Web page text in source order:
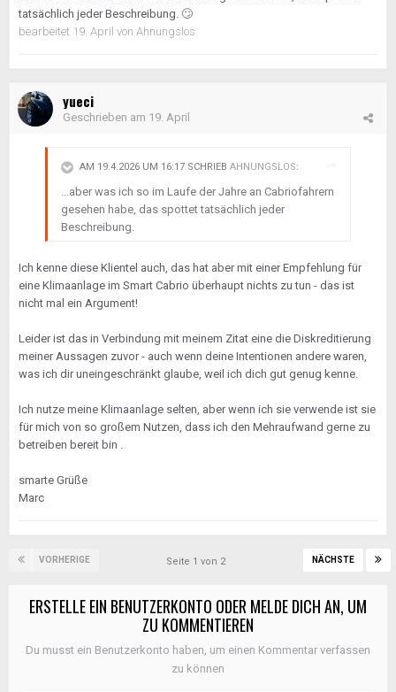
tatsächlich jeder Beschreibung. 🙄
bearbeitet 19. April von Ahnungslos
yueci
Geschrieben am 19. April
AM 19.4.2026 UM 16:17 SCHRIEB AHNUNGSLOS:
...aber was ich so im Laufe der Jahre an Cabriofahrern
gesehen habe, das spottet tatsächlich jeder
Beschreibung.
Ich kenne diese Klientel auch, das hat aber mit einer Empfehlung für
eine Klimaanlage im Smart Cabrio überhaupt nichts zu tun - das ist
nicht mal ein Argument!
Leider ist das in Verbindung mit meinem Zitat eine die Diskreditierung
meiner Aussagen zuvor - auch wenn deine Intentionen andere waren,
was ich dir uneingeschränkt glaube, weil ich dich gut genug kenne.
Ich nutze meine Klimaanlage selten, aber wenn ich sie verwende ist sie
für mich von so großem Nutzen, dass ich den Mehraufwand gerne zu
betreiben bereit bin .
smarte Grüße
Marc
VORHERIGE NÄCHSTE
Seite 1 von 2
ERSTELLE EIN BENUTZERKONTO ODER MELDE DICH AN, UM
ZU KOMMENTIEREN
Du musst ein Benutzerkonto haben, um einen Kommentar verfassen
zu können